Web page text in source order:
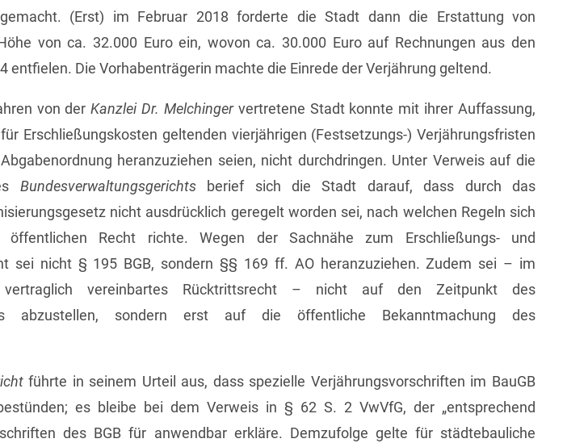
(Erst) im Februar 2018 forderte die Stadt dann die Erstattung von
von ca. 32.000 Euro ein, wovon ca. 30.000 Euro auf Rechnungen aus den
entfielen. Die Vorhabenträgerin machte die Einrede der Verjährung geltend.
von derKanzlei Dr. Melchingervertretene Stadt konnte mit ihrer Auffassung,
Erschließungskosten geltenden vierjährigen (Festsetzungs-) Verjährungsfristen
heranzuziehen seien, nicht durchdringen. Unter Verweis auf die
Bundesverwaltungsgerichtsberief sich die Stadt darauf, dass durch das
nicht ausdrücklich geregelt worden sei, nach welchen Regeln sich
Recht richte. Wegen der Sachnähe zum Erschließungs- und
sei nicht § 195 BGB, sondern §§ 169 ff. AO heranzuziehen. Zudem sei – im
vereinbartes Rücktrittsrecht – nicht auf den Zeitpunkt des
abzustellen, sondern erst auf die öffentliche Bekanntmachung des
führte in seinem Urteil aus, dass spezielle Verjährungsvorschriften im BauGB
es bleibe bei dem Verweis in § 62 S. 2 VwVfG, der „entsprechend
des BGB für anwendbar erkläre. Demzufolge gelte für städtebauliche